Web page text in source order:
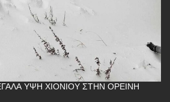
ΎΨΗ ΧΙΟΝΙΟΎ ΣΤΗΝ ΟΡΕΙΝΉ